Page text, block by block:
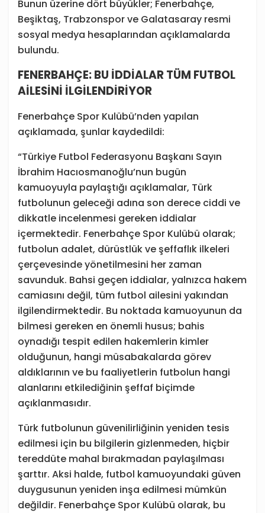
Bunun üzerine dört büyükler; Fenerbahçe,
Beşiktaş, Trabzonspor ve Galatasaray resmi
sosyal medya hesaplarından açıklamalarda
bulundu.
FENERBAHÇE: BU İDDİALAR TÜM FUTBOL
AİLESİNİ İLGİLENDİRİYOR
Fenerbahçe Spor Kulübü’nden yapılan
açıklamada, şunlar kaydedildi:
“Türkiye Futbol Federasyonu Başkanı Sayın
İbrahim Hacıosmanoğlu’nun bugün
kamuoyuyla paylaştığı açıklamalar, Türk
futbolunun geleceği adına son derece ciddi ve
dikkatle incelenmesi gereken iddialar
içermektedir. Fenerbahçe Spor Kulübü olarak;
futbolun adalet, dürüstlük ve şeffaflık ilkeleri
çerçevesinde yönetilmesini her zaman
savunduk. Bahsi geçen iddialar, yalnızca hakem
camiasını değil, tüm futbol ailesini yakından
ilgilendirmektedir. Bu noktada kamuoyunun da
bilmesi gereken en önemli husus; bahis
oynadığı tespit edilen hakemlerin kimler
olduğunun, hangi müsabakalarda görev
aldıklarının ve bu faaliyetlerin futbolun hangi
alanlarını etkilediğinin şeffaf biçimde
açıklanmasıdır.
Türk futbolunun güvenilirliğinin yeniden tesis
edilmesi için bu bilgilerin gizlenmeden, hiçbir
tereddüte mahal bırakmadan paylaşılması
şarttır. Aksi halde, futbol kamuoyundaki güven
duygusunun yeniden inşa edilmesi mümkün
değildir. Fenerbahçe Spor Kulübü olarak, bu